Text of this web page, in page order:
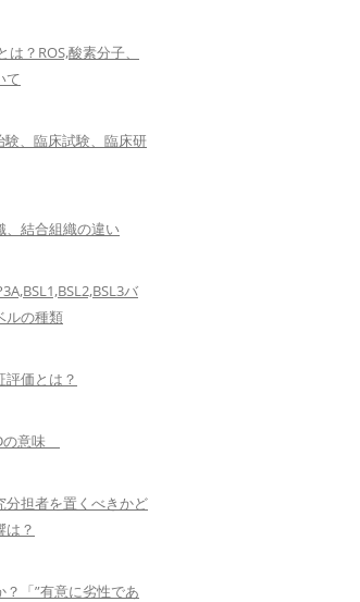
？ROS,酸素分子、
て
験、臨床試験、臨床研
、結合組織の違い
バ
ルの種類
価とは？
の意味
分担者を置くべきかど
は？
「”有意に劣性であ